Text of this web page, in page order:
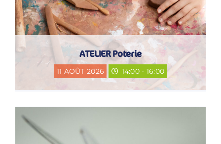
ATELIER Poterie
11 AOÛT 2026 14:00 - 16:00